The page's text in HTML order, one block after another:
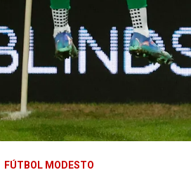
FÚTBOL MODESTO